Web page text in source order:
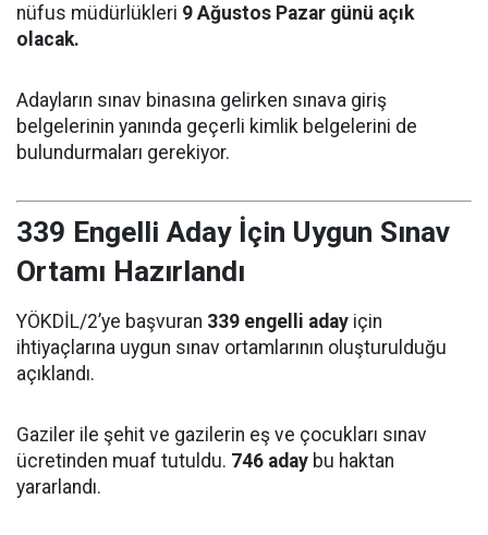
nüfus müdürlükleri 9 Ağustos Pazar günü açık
olacak.
Adayların sınav binasına gelirken sınava giriş
belgelerinin yanında geçerli kimlik belgelerini de
bulundurmaları gerekiyor.
339 Engelli Aday İçin Uygun Sınav
Ortamı Hazırlandı
YÖKDİL/2’ye başvuran 339 engelli aday için
ihtiyaçlarına uygun sınav ortamlarının oluşturulduğu
açıklandı.
Gaziler ile şehit ve gazilerin eş ve çocukları sınav
ücretinden muaf tutuldu. 746 aday bu haktan
yararlandı.